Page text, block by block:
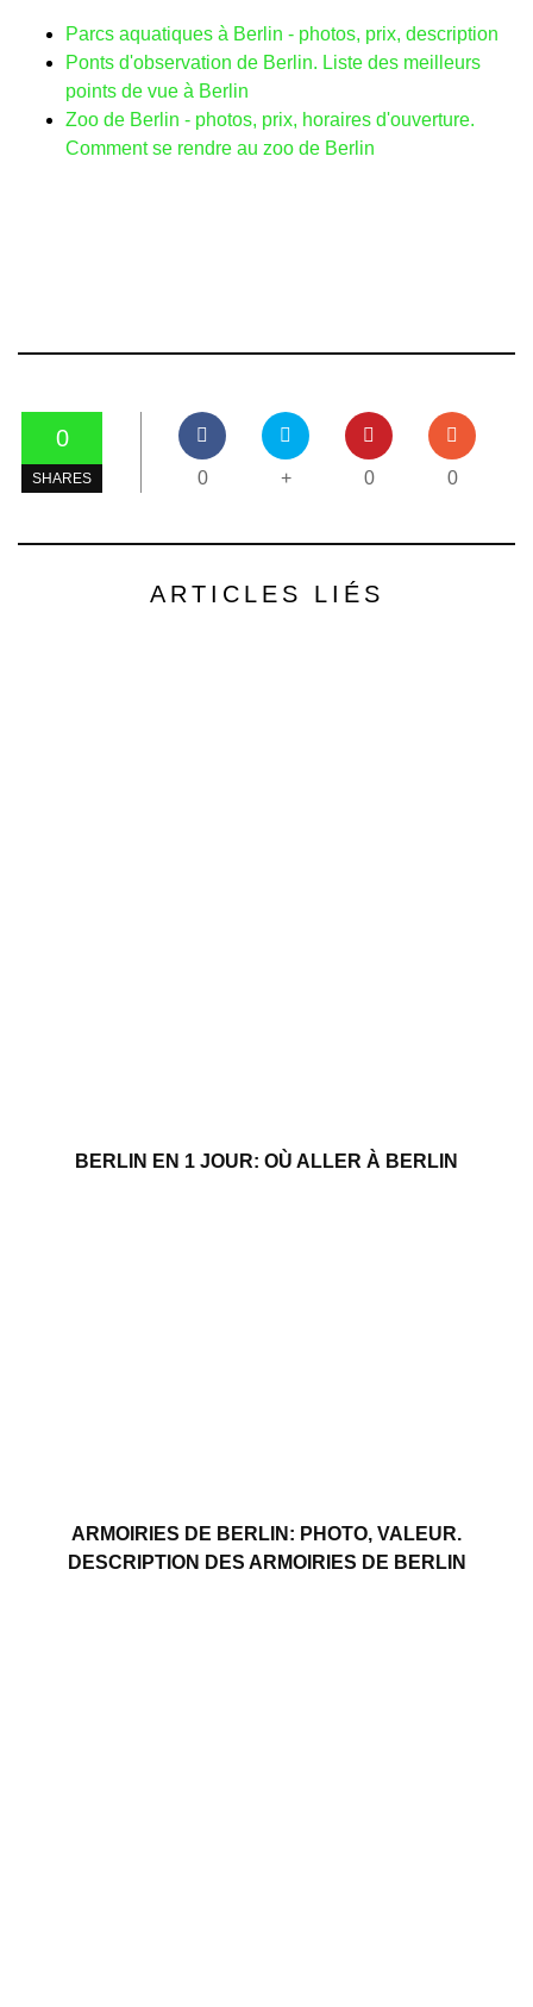
Parcs aquatiques à Berlin - photos, prix, description
Ponts d'observation de Berlin. Liste des meilleurs
points de vue à Berlin
Zoo de Berlin - photos, prix, horaires d'ouverture.
Comment se rendre au zoo de Berlin
0
SHARES 0 + 0 0
ARTICLES LIÉS
BERLIN EN 1 JOUR: OÙ ALLER À BERLIN
ARMOIRIES DE BERLIN: PHOTO, VALEUR.
DESCRIPTION DES ARMOIRIES DE BERLIN